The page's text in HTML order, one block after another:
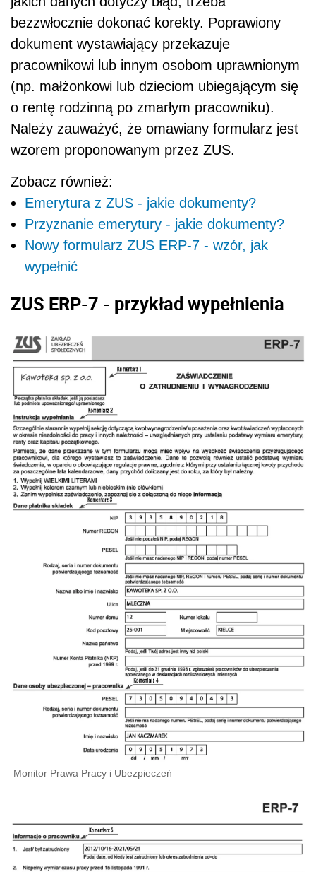
bezzwłocznie dokonać korekty. Poprawiony
dokument wystawiający przekazuje
pracownikowi lub innym osobom uprawnionym
(np. małżonkowi lub dzieciom ubiegającym się
o rentę rodzinną po zmarłym pracowniku).
Należy zauważyć, że omawiany formularz jest
wzorem proponowanym przez ZUS.
Zobacz również:
Emerytura z ZUS - jakie dokumenty?
Przyznanie emerytury - jakie dokumenty?
Nowy formularz ZUS ERP-7 - wzór, jak
wypełnić
ZUS ERP-7 - przykład wypełnienia
Monitor Prawa Pracy i Ubezpieczeń